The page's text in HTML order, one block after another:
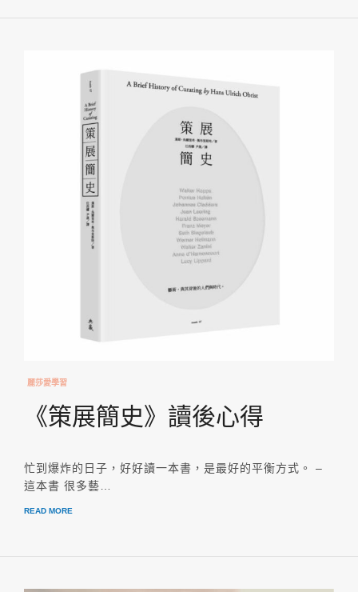
麗莎愛學習
《策展簡史》讀後心得
忙到爆炸的日子，好好讀一本書，是最好的平衡方式。 –
這本書 很多藝…
READ MORE